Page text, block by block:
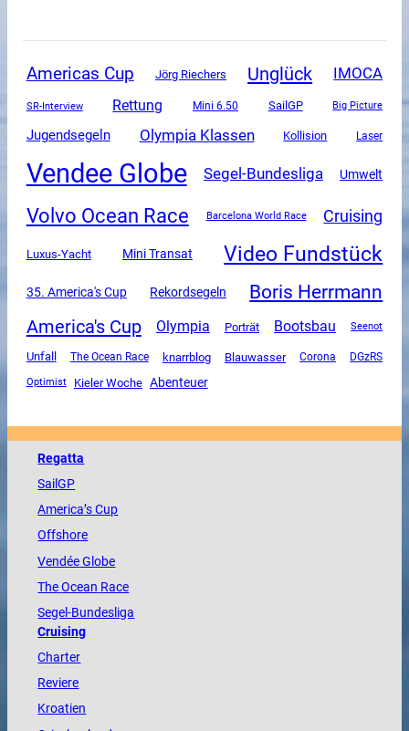
Americas Cup Jörg Riechers Unglück IMOCA
SR-Interview Rettung Mini 6.50 SailGP Big Picture
Jugendsegeln Olympia Klassen Kollision Laser
Vendee Globe Segel-Bundesliga Umwelt
Volvo Ocean Race Barcelona World Race Cruising
Luxus-Yacht Mini Transat Video Fundstück
35. America's Cup Rekordsegeln Boris Herrmann
America's Cup Olympia Porträt Bootsbau Seenot
Unfall The Ocean Race knarrblog Blauwasser Corona DGzRS
Optimist Kieler Woche Abenteuer
Regatta
SailGP
America’s Cup
Offshore
VendéeGlobe
TheOcean Race
Segel-Bundesliga
Cruising
Charter
Reviere
Kroatien